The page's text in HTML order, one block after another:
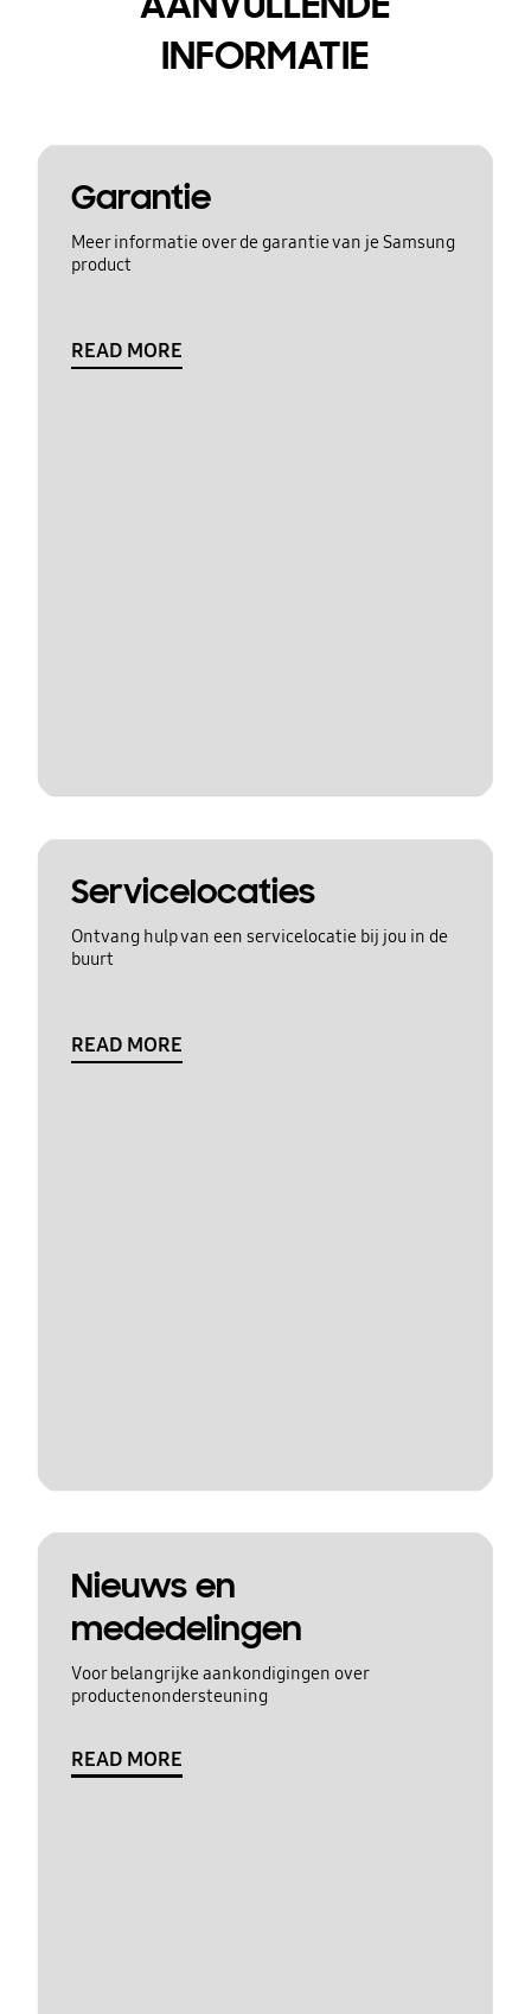
INFORMATIE
Garantie
Meer informatie over de garantie van je Samsung
product
READ MORE
Servicelocaties
Ontvang hulp van een servicelocatie bij jou in de
buurt
READ MORE
Nieuws en
mededelingen
Voor belangrijke aankondigingen over
productenondersteuning
READ MORE